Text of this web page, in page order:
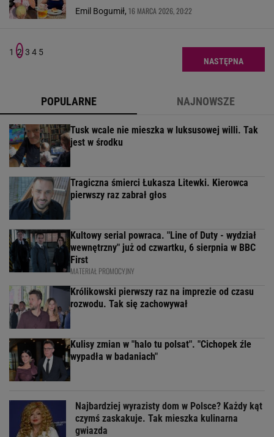
Emil Bogumił, 16 MARCA 2026, 20:22
1 2 3 4 5
NASTĘPNA
POPULARNE NAJNOWSZE
Tusk wcale nie mieszka w luksusowej willi. Tak
jest w środku
Tragiczna śmierci Łukasza Litewki. Kierowca
pierwszy raz zabrał głos
Kultowy serial powraca. "Line of Duty - wydział
wewnętrzny" już od czwartku, 6 sierpnia w BBC
First
MATERIAŁ PROMOCYJNY
Królikowski pierwszy raz na imprezie od czasu
rozwodu. Tak się zachowywał
Kulisy zmian w "halo tu polsat". "Cichopek źle
wypadła w badaniach"
Najbardziej wyrazisty dom w Polsce? Każdy kąt
czymś zaskakuje. Tak mieszka kulinarna
gwiazda